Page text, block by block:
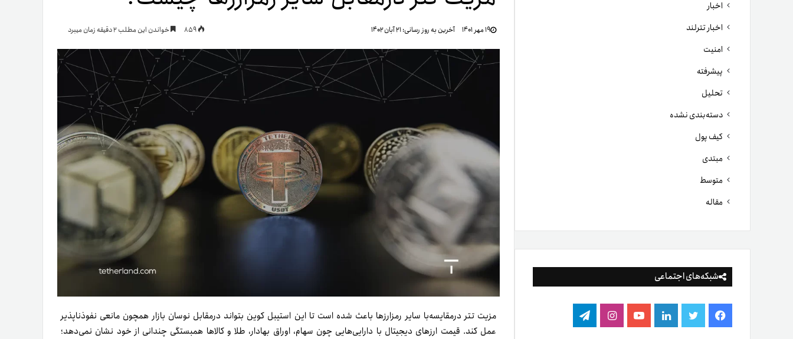
خروج
اخبار
اخبار تترلند
امنیت
پیشرفته
تحلیل
دسته‌بندی نشده
کیف پول
مبتدی
متوسط
مقاله
شبکه‌های اجتماعی
فیس توییتر لینکدینیوتیوباینستاگرام
تلگرام
۱۹ مهر ۱۴۰۱ آخرین به روز رسانی:۲۱ آبان ۱۴۰۲ خواندن این مطلب 2 دقیقه زمان میبرد
مزیت تتر درمقایسه‌با سایر رمزارزها باعث شده است تا این استیبل کوین بتواند درمقابل نوسان بازار همچون مانعی نفوذناپذیر
عمل کند. قیمت ارزهای دیجیتال با دارایی‌هایی چون سهام، اوراق بهادار، طلا و کالاها همبستگی چندانی از خود نشان نمی‌دهد؛